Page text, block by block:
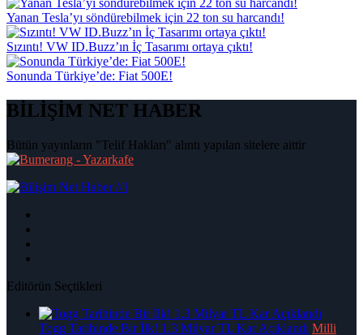
Yanan Tesla’yı söndürebilmek için 22 ton su harcandı!
Sızıntı! VW ID.Buzz’ın İç Tasarımı ortaya çıktı!
Sonunda Türkiye’de: Fiat 500E!
BİLİŞİM NET HABER
Bütün yayınların "Telif Hakları" alıntı yapılan sitelere aittir
|
Editörün Seçtikleri
Togg Tarihinde Bir İlk! 1.3 Milyar TL Kar Açıklandı Milli